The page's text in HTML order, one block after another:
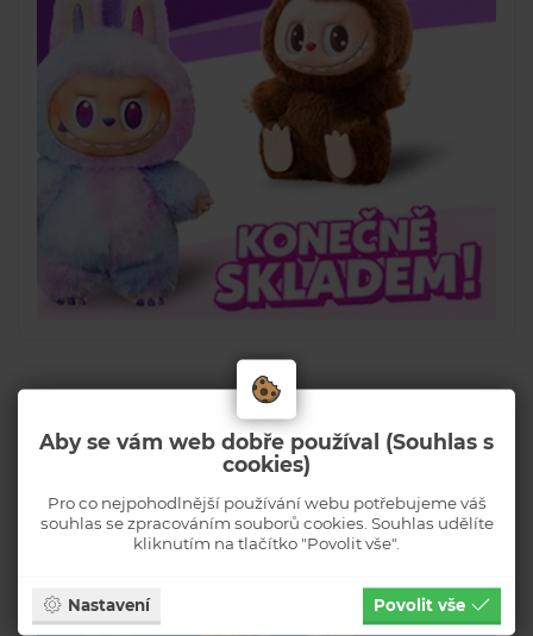
Aby se vám web dobře používal (Souhlas s
cookies)
Pro co nejpohodlnější používání webu potřebujeme váš
souhlas se zpracováním souborů cookies. Souhlas udělíte
kliknutím na tlačítko "Povolit vše".
Nastavení Povolit vše